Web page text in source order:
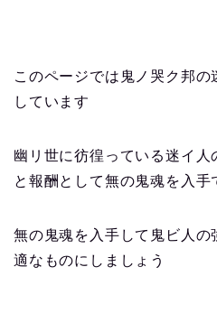
このページでは鬼ノ哭ク邦
しています
幽リ世に彷徨っている迷イ人
と報酬として無の鬼魂を入手
無の鬼魂を入手して鬼ビ人の
適なものにしましょう